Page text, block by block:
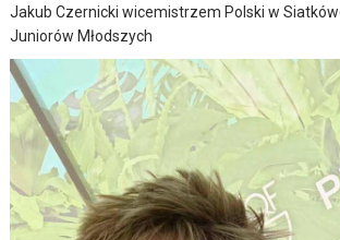
Jakub Czernicki wicemistrzem Polski w
Juniorów Młodszych